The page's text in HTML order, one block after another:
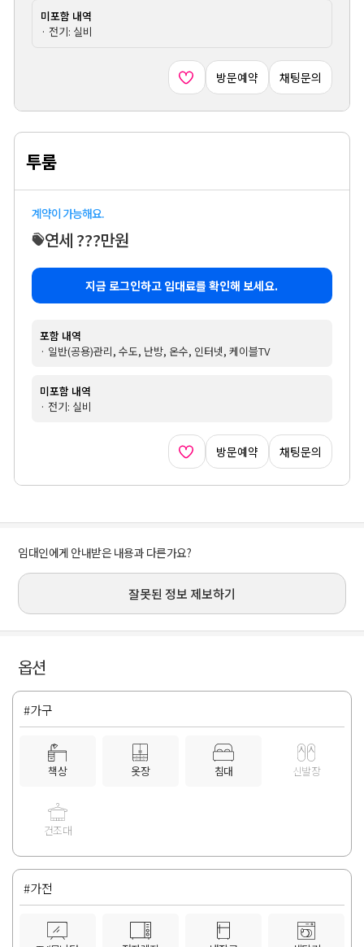
미포함 내역
· 전기: 실비
방문예약 채팅문의
투룸
계약이 가능해요.
연세 ???만원
지금 로그인하고 임대료를 확인해 보세요.
포함 내역
· 일반(공용)관리, 수도, 난방, 온수, 인터넷, 케이블TV
미포함 내역
· 전기: 실비
방문예약 채팅문의
임대인에게 안내받은 내용과 다른가요?
잘못된 정보 제보하기
옵션
#가구
책상 옷장 침대 신발장
건조대
#가전